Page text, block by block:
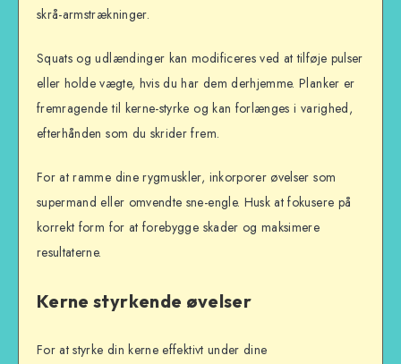
skrå-armstrækninger.
Squats og udlændinger kan modificeres ved at tilføje pulser
eller holde vægte, hvis du har dem derhjemme. Planker er
fremragende til kerne-styrke og kan forlænges i varighed,
efterhånden som du skrider frem.
For at ramme dine rygmuskler, inkorporer øvelser som
supermand eller omvendte sne-engle. Husk at fokusere på
korrekt form for at forebygge skader og maksimere
resultaterne.
Kerne styrkende øvelser
For at styrke din kerne effektivt under dine